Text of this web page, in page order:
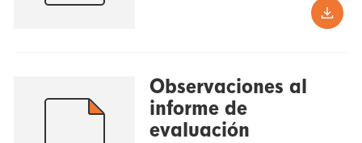
Observaciones al
informe de
evaluación